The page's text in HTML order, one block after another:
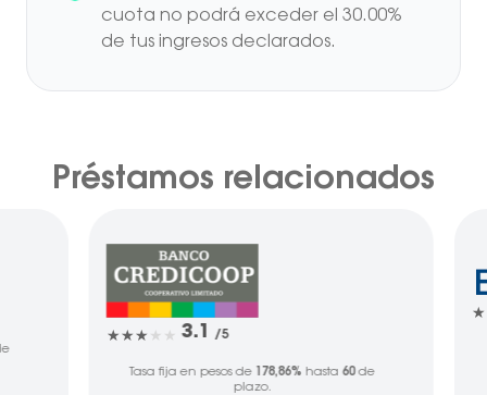
cuota no podrá exceder el 30.00%
de tus ingresos declarados.
Préstamos relacionados
3.1 /5
Tasa fija en pesos de 178,86% hasta 60de
plazo.